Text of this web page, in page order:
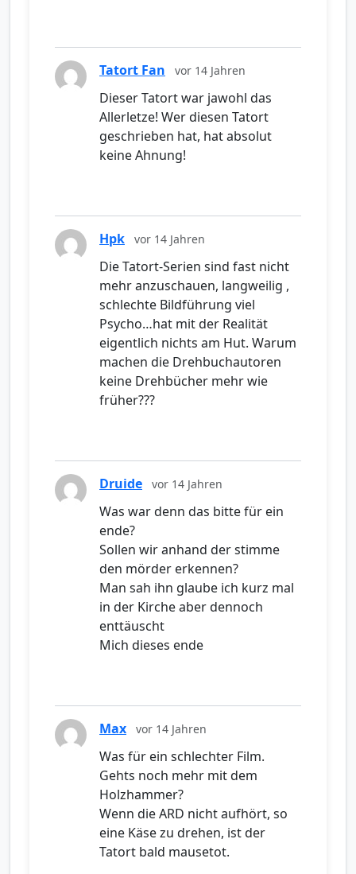
Tatort Fan vor 14 Jahren
Dieser Tatort war jawohl das
Allerletze! Wer diesen Tatort
geschrieben hat, hat absolut
keine Ahnung!
Hpk vor 14 Jahren
Die Tatort-Serien sind fast nicht
mehr anzuschauen, langweilig ,
schlechte Bildführung viel
Psycho…hat mit der Realität
eigentlich nichts am Hut. Warum
machen die Drehbuchautoren
keine Drehbücher mehr wie
früher???
Druide vor 14 Jahren
Was war denn das bitte für ein
ende?
Sollen wir anhand der stimme
den mörder erkennen?
Man sah ihn glaube ich kurz mal
in der Kirche aber dennoch
enttäuscht
Mich dieses ende
Max vor 14 Jahren
Was für ein schlechter Film.
Gehts noch mehr mit dem
Holzhammer?
Wenn die ARD nicht aufhört, so
eine Käse zu drehen, ist der
Tatort bald mausetot.